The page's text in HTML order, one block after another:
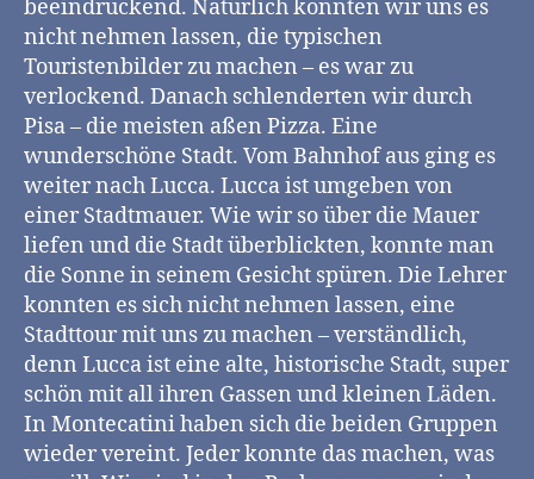
beeindruckend. Natürlich konnten wir uns es
nicht nehmen lassen, die typischen
Touristenbilder zu machen – es war zu
verlockend. Danach schlenderten wir durch
Pisa – die meisten aßen Pizza. Eine
wunderschöne Stadt. Vom Bahnhof aus ging es
weiter nach Lucca. Lucca ist umgeben von
einer Stadtmauer. Wie wir so über die Mauer
liefen und die Stadt überblickten, konnte man
die Sonne in seinem Gesicht spüren. Die Lehrer
konnten es sich nicht nehmen lassen, eine
Stadttour mit uns zu machen – verständlich,
denn Lucca ist eine alte, historische Stadt, super
schön mit all ihren Gassen und kleinen Läden.
In Montecatini haben sich die beiden Gruppen
wieder vereint. Jeder konnte das machen, was